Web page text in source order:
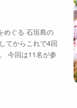
めぐる 石垣島の
てからこれで4回
今回は11名が参